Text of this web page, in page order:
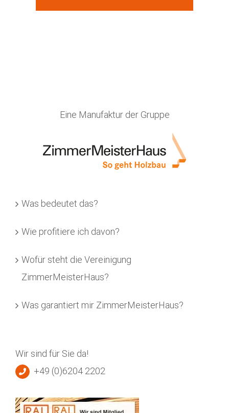
Eine Manufaktur der Gruppe
Was bedeutet das?
Wie profitiere ich davon?
Wofür steht die Vereinigung
ZimmerMeisterHaus?
Was garantiert mir ZimmerMeisterHaus?
Wir sind für Sie da!
+49 (0)6204 2202